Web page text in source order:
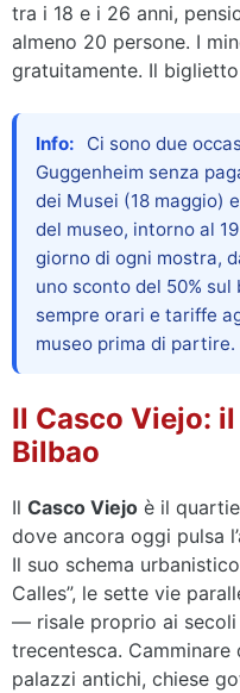
tra i 18 e i 26 anni,
almeno 20 persone. I
gratuitamente. Il
Info:
Ci sono due
Guggenheim senza
dei Musei (18 maggio)
del museo, intorno al
giorno di ogni mostra,
uno sconto del 50%
sempre orari e tariffe
museo prima di partire.
Il Casco Viejo:
Bilbao
Il Casco Viejo è il
dove ancora oggi pulsa
Il suo schema
Calles”, le sette vie
— risale proprio ai secoli
trecentesca.
palazzi antichi, chiese